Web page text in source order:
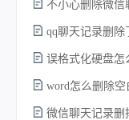
误格式化硬盘怎
微信聊天记录删